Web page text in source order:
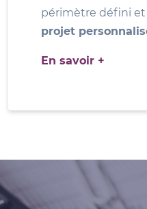
périmètre défini et
projet
En savoir +